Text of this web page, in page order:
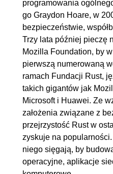
3.4. Stałe
3.5. Operatory
logiczne
4. Organizacja plików -
4.1. Moduły
4.2. Pakiety
5. Typy danych
5.1. Arrays
5.2. Vectors
programowania
go Graydon Hoare, w
bezpieczeństwie,
Trzy lata później pieczę
Mozilla Foundation, by
pierwszą numerowaną
ramach Fundacji Rust,
takich gigantów jak
Microsoft i Huawei. Ze
założenia związane z
przejrzystość Rust w
zyskuje na
niego sięgają, by
operacyjne, aplikacje